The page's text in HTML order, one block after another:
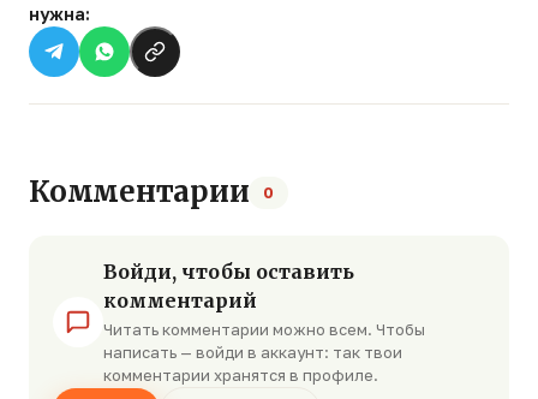
нужна:
Комментарии 0
Войди, чтобы оставить
комментарий
Читать комментарии можно всем. Чтобы
написать — войди в аккаунт: так твои
комментарии хранятся в профиле.